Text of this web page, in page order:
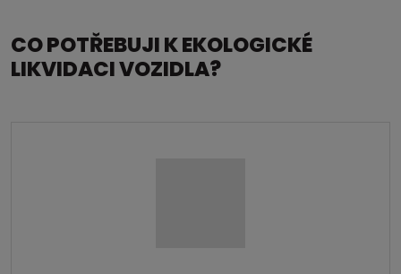
CO POTŘEBUJI K EKOLOGICKÉ
LIKVIDACI VOZIDLA?